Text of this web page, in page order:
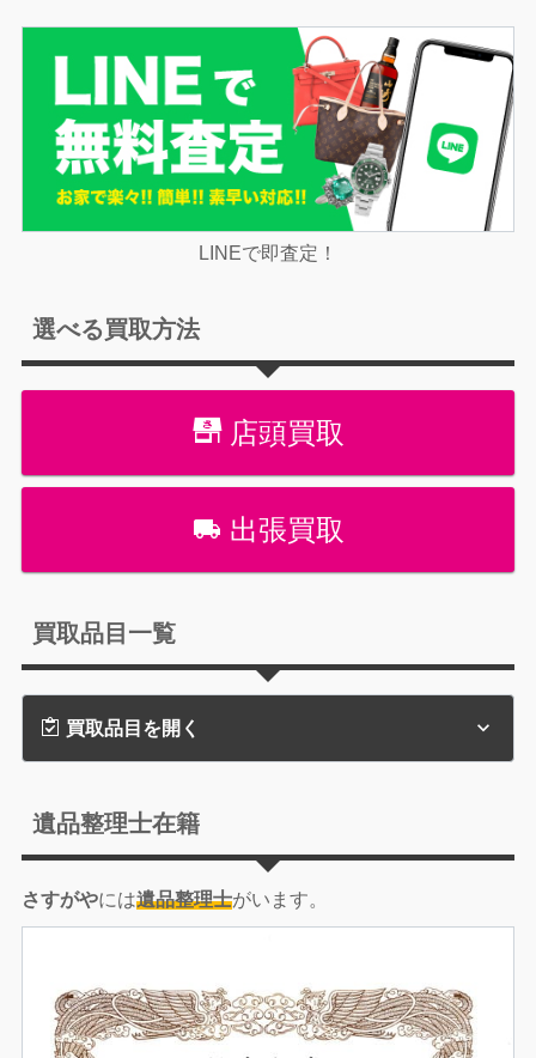
LINEで即査定！
選べる買取方法
店頭買取
出張買取
買取品目一覧
買取品目を開く
遺品整理士在籍
さすがやには遺品整理士がいます。